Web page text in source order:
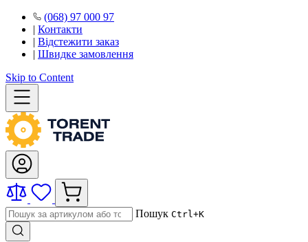
(068) 97 000 97
| Контакти
| Відстежити заказ
| Швидке замовлення
Skip to Content
Пошук Ctrl+K